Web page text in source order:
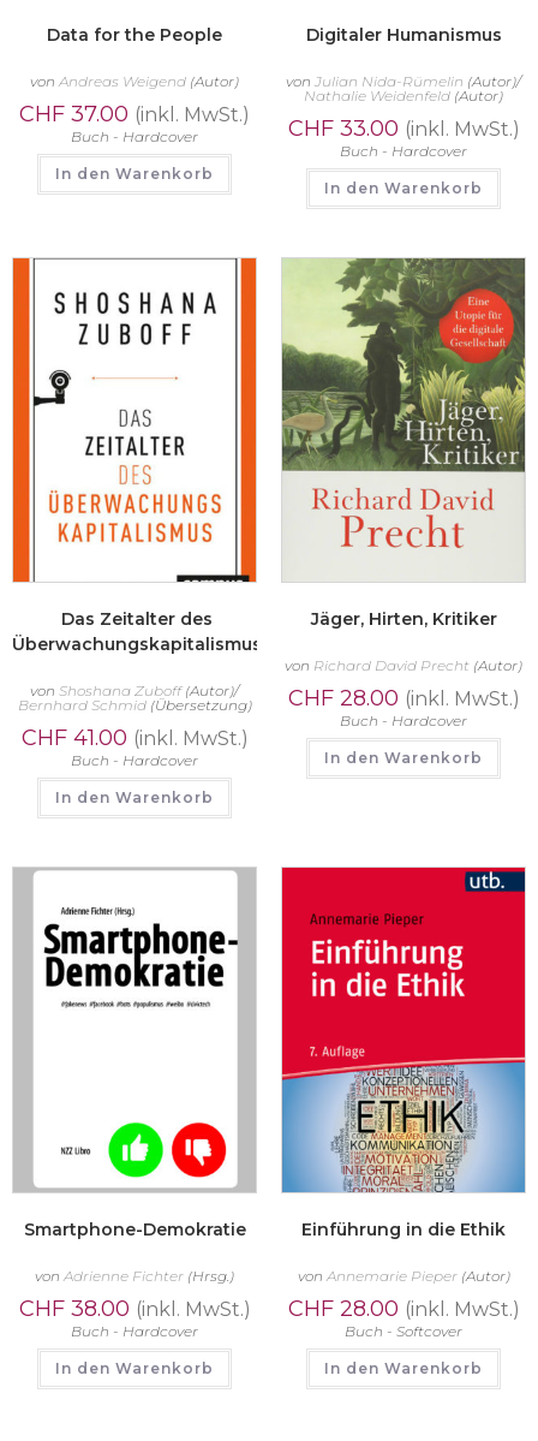
Data for the People
von Andreas Weigend (Autor)
CHF 37.00 (inkl. MwSt.)
Buch - Hardcover
In den Warenkorb
Digitaler Humanismus
von Julian Nida-Rümelin (Autor)/
Nathalie Weidenfeld (Autor)
CHF33.00 (inkl. MwSt.)
Buch - Hardcover
In den Warenkorb
Das Zeitalter des
Überwachungskapitalismus
von Shoshana Zuboff(Autor)/
Bernhard Schmid(Übersetzung)
CHF41.00 (inkl. MwSt.)
Buch - Hardcover
In den Warenkorb
Jäger, Hirten, Kritiker
von Richard David Precht (Autor)
CHF28.00 (inkl. MwSt.)
Buch - Hardcover
In den Warenkorb
Smartphone-Demokratie
von Adrienne Fichter (Hrsg.)
CHF38.00 (inkl. MwSt.)
Buch - Hardcover
In den Warenkorb
Einführung in die Ethik
von Annemarie Pieper(Autor)
CHF28.00 (inkl. MwSt.)
Buch - Softcover
In den Warenkorb